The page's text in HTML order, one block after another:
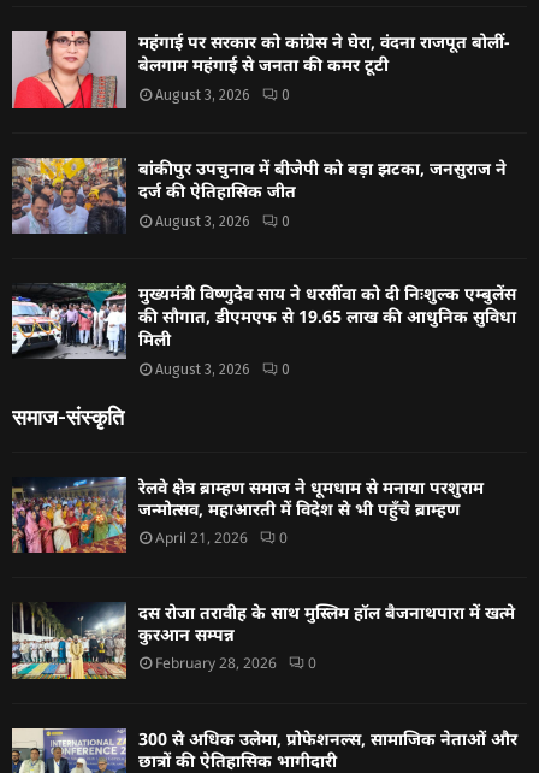
महंगाई पर सरकार को कांग्रेस ने घेरा, वंदना राजपूत बोलीं-
बेलगाम महंगाई से जनता की कमर टूटी
August 3, 2026 0
बांकीपुर उपचुनाव में बीजेपी को बड़ा झटका, जनसुराज ने
दर्ज की ऐतिहासिक जीत
August 3, 2026 0
मुख्यमंत्री विष्णुदेव साय ने धरसींवा को दी निःशुल्क एम्बुलेंस
की सौगात, डीएमएफ से 19.65 लाख की आधुनिक सुविधा
मिली
August 3, 2026 0
समाज-संस्कृति
रेलवे क्षेत्र ब्राम्हण समाज ने धूमधाम से मनाया परशुराम
जन्मोत्सव, महाआरती में विदेश से भी पहुँचे ब्राम्हण
April 21, 2026 0
दस रोजा तरावीह के साथ मुस्लिम हॉल बैजनाथपारा में खत्मे
कुरआन सम्पन्न
February 28, 2026 0
300 से अधिक उलेमा, प्रोफेशनल्स, सामाजिक नेताओं और
छात्रों की ऐतिहासिक भागीदारी